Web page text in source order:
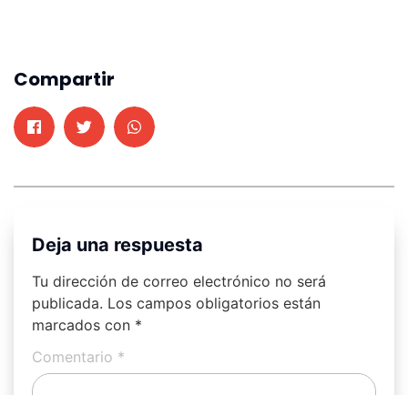
Compartir
Deja una respuesta
Tu dirección de correo electrónico no será
publicada. Los campos obligatorios están
marcados con *
Comentario *